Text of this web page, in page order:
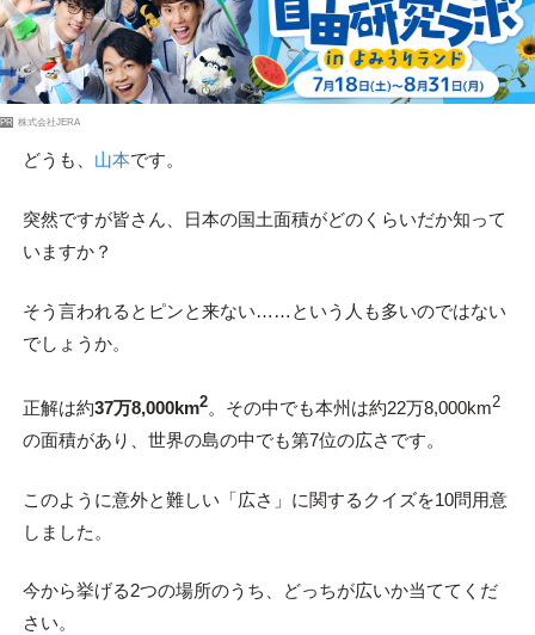
PR 株式会社JERA
どうも、 山本です。
突然ですが皆さん、日本の国土面積がどのくらいだか知って
いますか？
そう言われるとピンと来ない……という人も多いのではない
でしょうか。
正解は約37万8,000km2。その中でも本州は約22万8,000km2
の面積があり、世界の島の中でも第7位の広さです。
このように意外と難しい「広さ」に関するクイズを10問用意
しました。
今から挙げる2つの場所のうち、どっちが広いか当ててくだ
さい。